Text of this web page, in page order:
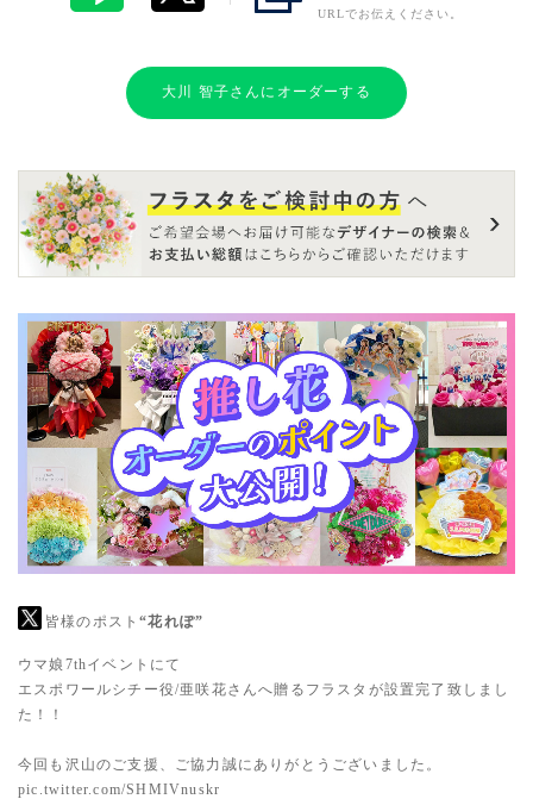
URLでお伝えください。
大川 智子さんにオーダーする
皆様のポスト“花れぽ”
ウマ娘7thイベントにて
エスポワールシチー役/亜咲花さんへ贈るフラスタが設置完了致しまし
た！！
今回も沢山のご支援、ご協力誠にありがとうございました。
pic.twitter.com/SHMIVnuskr